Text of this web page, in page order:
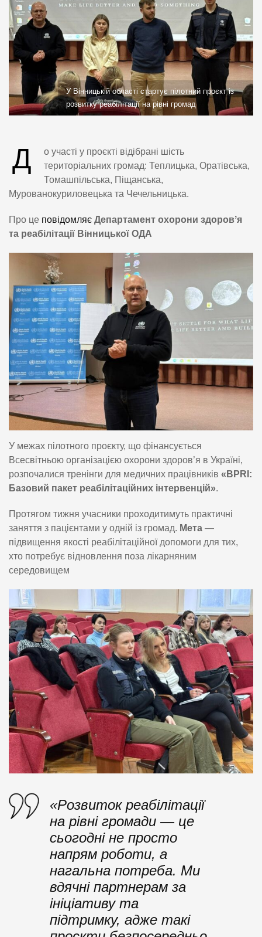
У Вінницькій області стартує пілотний проєкт із
розвитку реабілітації на рівні громад
Д
о участі у проєкті відібрані шість
територіальних громад: Теплицька, Оратівська,
Томашпільська, Піщанська,
Мурованокуриловецька та Чечельницька.
Про це повідомляє Департамент охорони здоровʼя
та реабілітації Вінницької ОДА
У межах пілотного проєкту, що фінансується
Всесвітньою організацією охорони здоров’я в Україні,
розпочалися тренінги для медичних працівників «BPRI:
Базовий пакет реабілітаційних інтервенцій».
Протягом тижня учасники проходитимуть практичні
заняття з пацієнтами у одній із громад. Мета —
підвищення якості реабілітаційної допомоги для тих,
хто потребує відновлення поза лікарняним
середовищем
«Розвиток реабілітації
на рівні громади — це
сьогодні не просто
напрям роботи, а
нагальна потреба. Ми
вдячні партнерам за
ініціативу та
підтримку, адже такі